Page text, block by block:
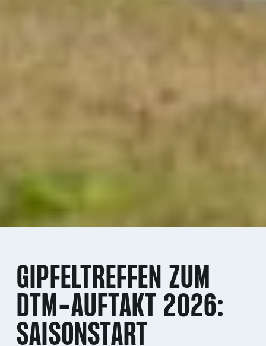
GIPFELTREFFEN ZUM
DTM-AUFTAKT 2026:
SAISONSTART